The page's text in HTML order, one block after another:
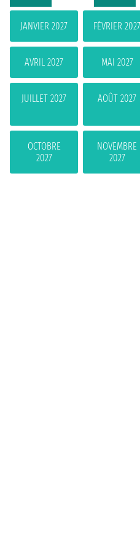
JANVIER 2027 FÉVRIER 2027
AVRIL 2027 MAI 2027
JUILLET 2027 AOÛT 2027
OCTOBRE
2027
NOVEMBRE
2027